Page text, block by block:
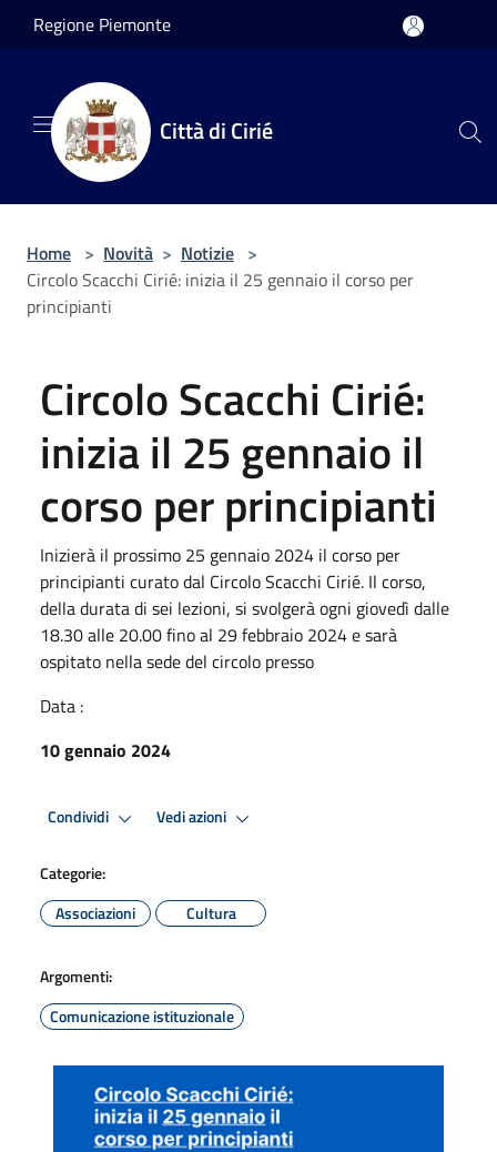
Salta al contenuto principale
Regione Piemonte
Città di Cirié
Home > Novità > Notizie >
Circolo Scacchi Cirié: inizia il 25 gennaio il corso per
principianti
Circolo Scacchi Cirié:
inizia il 25 gennaio il
corso per principianti
Inizierà il prossimo 25 gennaio 2024 il corso per
principianti curato dal Circolo Scacchi Cirié. Il corso,
della durata di sei lezioni, si svolgerà ogni giovedì dalle
18.30 alle 20.00 fino al 29 febbraio 2024 e sarà
ospitato nella sede del circolo presso
Data :
10 gennaio 2024
Condividi Vedi azioni
Categorie:
Associazioni
Cultura
Argomenti:
Comunicazione istituzionale